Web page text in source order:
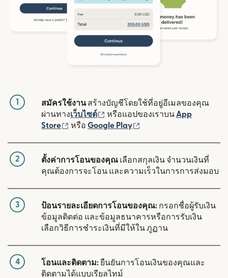
1 สมัครใช้งานสร้างบัญชีโดยใช้ที่อยู่อีเมลของคุณ
ผ่านทางเว็บไซต์ (เปิดในหน้าต่างใหม่)
หรือแอปของเราบน App
Store
(เปิดในหน้าต่างใหม่)
หรือ Google Play
2 ตั้งค่าการโอนของคุณ เลือกสกุลเงิน จำนวนเงินที่
คุณต้องการจะโอน และความเร็วในการการส่งมอบ
3 ป้อนรายละเอียดการโอนของคุณ: กรอกชื่อผู้รับเงิน
ข้อมูลติดต่อ และข้อมูลธนาคารหรือการรับเงิน
เลือกวิธีการชำระเงินที่มีให้ใน ภูฏาน
4 โอนและติดตาม:ยืนยันการโอนเงินของคุณและ
ติดตามได้แบบเรียลไทม์